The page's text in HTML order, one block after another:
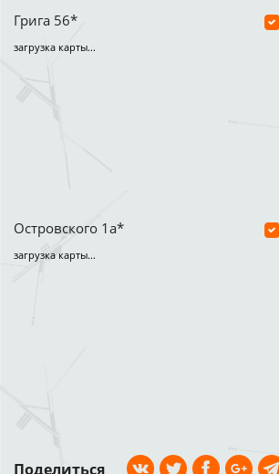
Грига 56*
загрузка карты...
Островского 1а*
загрузка карты...
Поделиться